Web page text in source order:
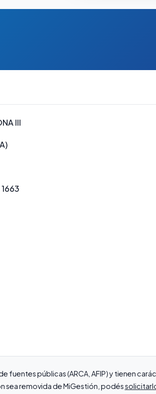
III
1663
fuentes públicas (ARCA, AFIP) y tienen
sea removida de MiGestión, podés